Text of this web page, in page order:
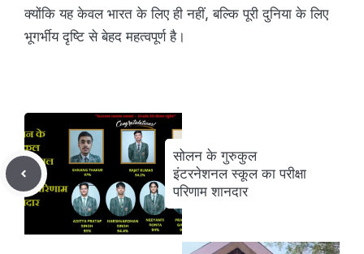
क्योंकि यह केवल भारत के लिए ही नहीं, बल्कि पूरी दुनिया के लिए
भूगर्भीय दृष्टि से बेहद महत्वपूर्ण है।
सोलन के गुरुकुल
इंटरनेशनल स्कूल का परीक्षा
परिणाम शानदार